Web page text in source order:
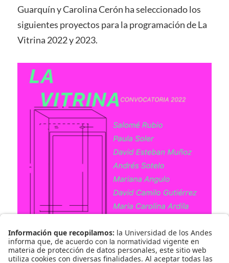
Guarquín y Carolina Cerón ha seleccionado los
siguientes proyectos para la programación de La
Vitrina 2022 y 2023.